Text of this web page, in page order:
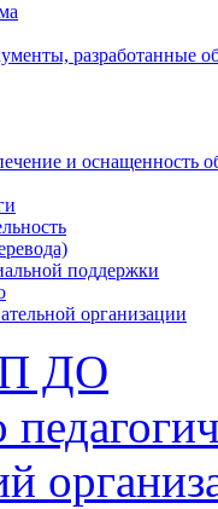
разработанные
и оснащенность
поддержки
организации
ДО